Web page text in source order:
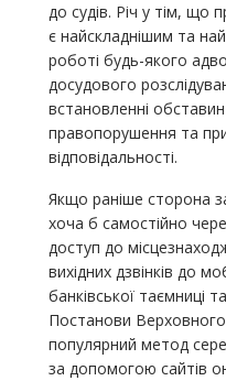
до судів. Річ у тім, що
є найскладнішим та
роботі будь-якого
досудового
встановленні
правопорушення та
відповідальності.
Якщо раніше сторона
хоча б самостійно
доступ до
вихідних дзвінків до
банківської таємниці
Постанови
популярний метод
за допомогою сайтів